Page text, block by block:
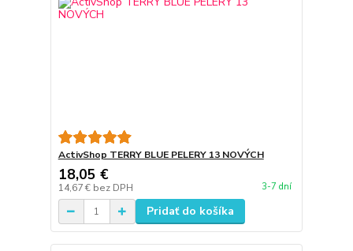
ActivShop TERRY BLUE PELERY 13 NOVÝCH
18,05 €
14,67 € bez DPH 3-7 dní
Pridať do košíka